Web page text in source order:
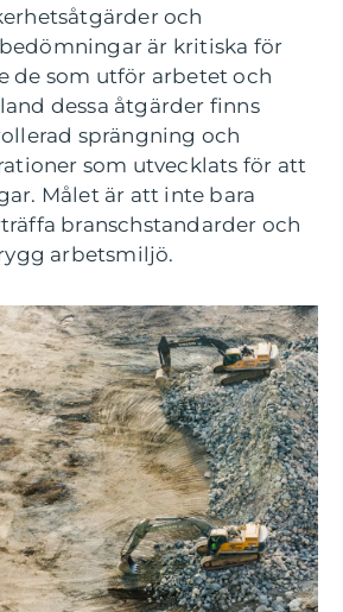
och
är kritiska för
de som utför arbetet och
dessa åtgärder finns
sprängning och
som utvecklats för att
Målet är att inte bara
branschstandarder och
arbetsmiljö.